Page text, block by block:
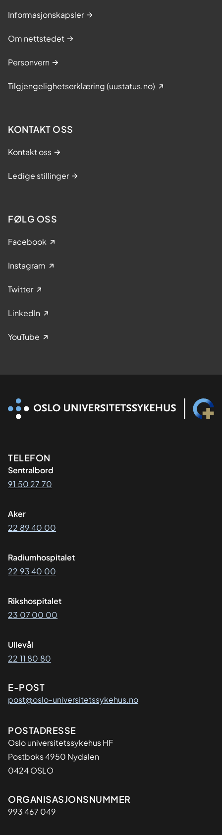
Informasjonskapsler
Om nettstedet
Personvern
Tilgjengelighetserklæring (uustatus.no)
KONTAKT OSS
Kontakt oss
Ledige stillinger
FØLG OSS
Facebook
Instagram
Twitter
LinkedIn
YouTube
Kontaktinformasjon
TELEFON
Sentralbord
91 50 27 70
Aker
22 89 40 00
Radiumhospitalet
22 93 40 00
Rikshospitalet
23 07 00 00
Ullevål
22 11 80 80
E-POST
post@oslo-universitetssykehus.no
Adresse
POSTADRESSE
Oslo universitetssykehus HF
Postboks 4950 Nydalen
0424 OSLO
Organisasjon
ORGANISASJONSNUMMER
993 467 049